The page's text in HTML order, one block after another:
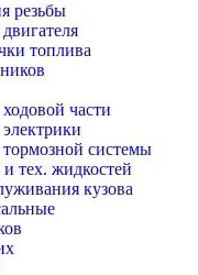
резьбы
топлива
части
системы
тех. жидкостей
кузова